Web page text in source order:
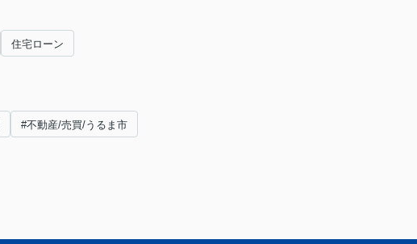
住宅ローン
#不動産/売買/うるま市